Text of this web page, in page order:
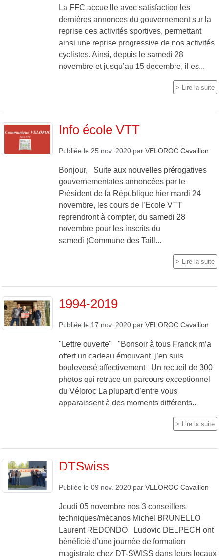
La FFC accueille avec satisfaction les
dernières annonces du gouvernement sur la
reprise des activités sportives, permettant
ainsi une reprise progressive de nos activités
cyclistes. Ainsi, depuis le samedi 28
novembre et jusqu’au 15 décembre, il es...
Lire la suite
Info école VTT
Publiée le 25 nov. 2020 par VELOROC Cavaillon
Bonjour, Suite aux nouvelles prérogatives
gouvernementales annoncées par le
Président de la République hier mardi 24
novembre, les cours de l’Ecole VTT
reprendront à compter, du samedi 28
novembre pour les inscrits du
samedi (Commune des Taill...
Lire la suite
1994-2019
Publiée le 17 nov. 2020 par VELOROC Cavaillon
"Lettre ouverte" "Bonsoir à tous Franck m’a
offert un cadeau émouvant, j’en suis
bouleversé affectivement Un recueil de 300
photos qui retrace un parcours exceptionnel
du Véloroc La plupart d’entre vous
apparaissent à des moments différents...
Lire la suite
DTSwiss
Publiée le 09 nov. 2020 par VELOROC Cavaillon
Jeudi 05 novembre nos 3 conseillers
techniques/mécanos Michel BRUNELLO
Laurent REDONDO Ludovic DELPECH ont
bénéficié d’une journée de formation
magistrale chez DT-SWISS dans leurs locaux